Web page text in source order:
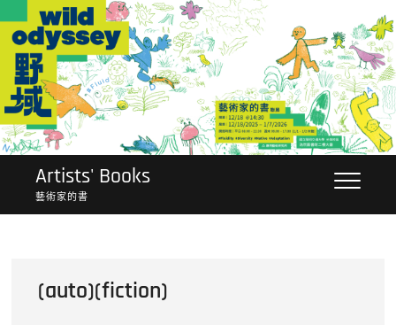
content
Artists' Books
藝術家的書
(auto)(fiction)